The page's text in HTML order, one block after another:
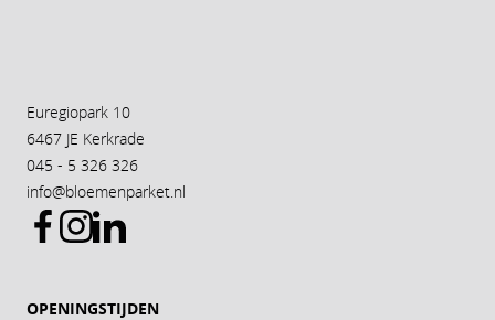
Euregiopark 10
6467 JE Kerkrade
045 - 5 326 326
info@bloemenparket.nl
OPENINGSTIJDEN